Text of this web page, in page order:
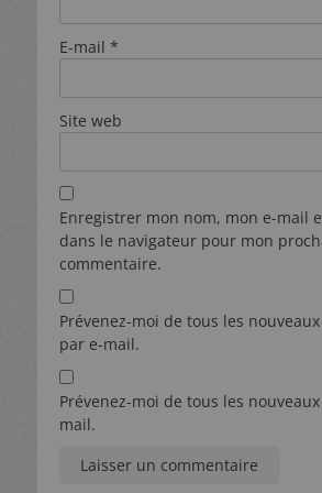
E-mail *
Site web
Enregistrer mon nom, mon e-mail
dans le navigateur pour mon
commentaire.
Prévenez-moi de tous les
par e-mail.
Prévenez-moi de tous les
mail.
semaine la newsletter Tipsobureau par courrier
vous recevrez.